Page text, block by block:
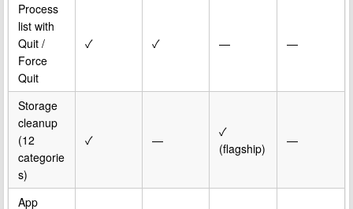
Process
list with
Quit /
Force
Quit
✓ ✓ — —
Storage
cleanup
(12
categorie
s)
✓ —
✓
(flagship)
—
App